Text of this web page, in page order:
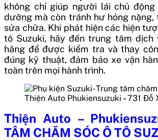
không chỉ giúp người lái chủ
dưỡng mà còn tránh hư hỏng
sửa chữa. Khi phát hiện các hiện
tô Suzuki, hãy đến trung tâm dịch
hãng để được kiểm tra và thay
đúng kỹ thuật, đảm bảo xe vận
toàn trên mọi hành trình.
Thiện Auto Phukiensuzuki – 731
Thiện Auto –
TÂM CHĂM SÓC Ô TÔ